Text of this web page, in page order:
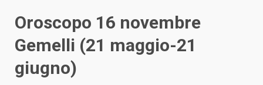
Oroscopo 16 novembre
Gemelli (21 maggio-21
giugno)